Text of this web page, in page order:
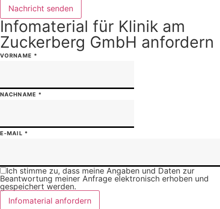
Nachricht senden
Infomaterial für Klinik am
Zuckerberg GmbH anfordern
VORNAME *
NACHNAME *
E-MAIL *
Ich stimme zu, dass meine Angaben und Daten zur
Beantwortung meiner Anfrage elektronisch erhoben und
gespeichert werden.
Infomaterial anfordern